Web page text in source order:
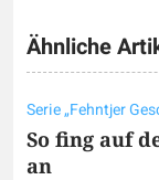
Ähnliche
Serie „Fehntjer
So fing auf
an